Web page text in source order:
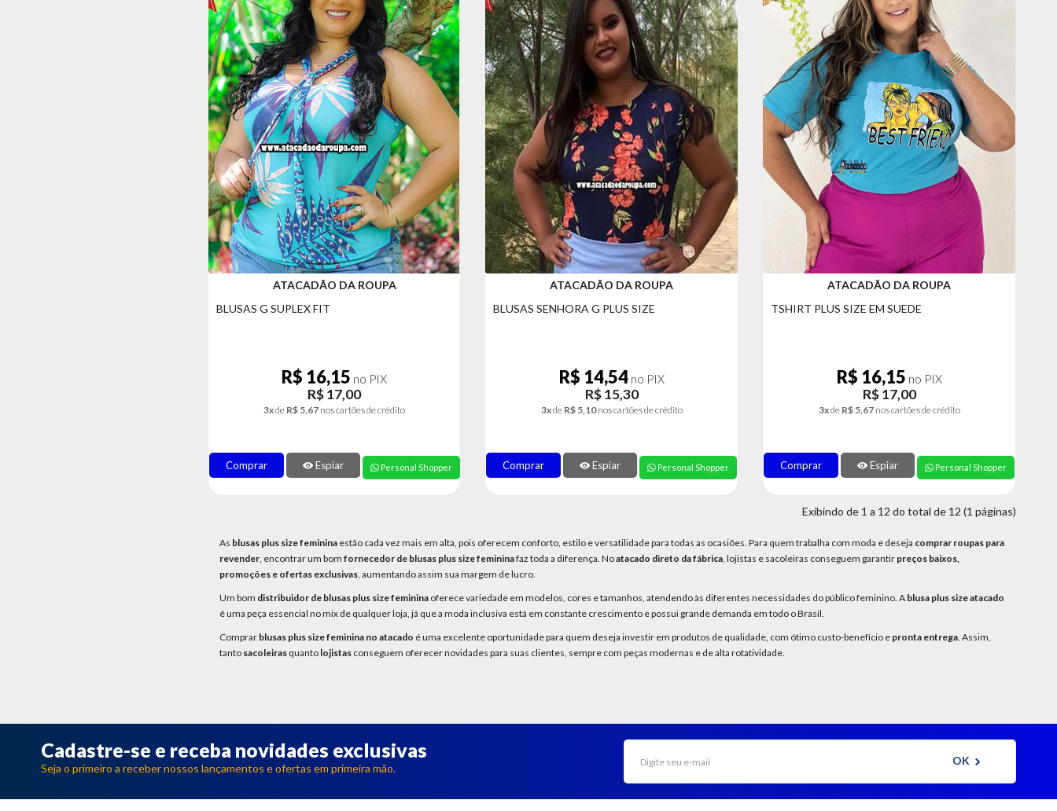
ATACADÃO DA ROUPA
BLUSAS G SUPLEX FIT
R$ 16,15 no PIX
R$ 17,00
3xde R$ 5,67 nos cartões de crédito
Comprar Espiar Personal Shopper
ATACADÃO DA ROUPA
BLUSAS SENHORA G PLUS SIZE
R$ 14,54no PIX
R$ 15,30
3xde R$ 5,10 nos cartões de crédito
Comprar Espiar Personal Shopper
ATACADÃO DA ROUPA
TSHIRT PLUS SIZE EM SUEDE
R$ 16,15 no PIX
R$ 17,00
3xde R$ 5,67 nos cartões de crédito
Comprar Espiar Personal Shopper
Exibindo de 1 a 12 do total de 12 (1 páginas)
As blusas plus size femininaestão cada vez mais em alta, pois oferecem conforto, estilo e versatilidade para todas as ocasiões. Para quem trabalha com moda e deseja comprar roupas para
revender, encontrar um bom fornecedor de blusas plus size femininafaz toda a diferença. Noatacado direto da fábrica, lojistas e sacoleiras conseguem garantir preços baixos,
promoções e ofertas exclusivas, aumentando assim sua margem de lucro.
Um bom distribuidor de blusas plus size femininaoferece variedade em modelos, cores e tamanhos, atendendo às diferentes necessidades do público feminino. A blusa plus size atacado
é uma peça essencial no mix de qualquer loja, já que a moda inclusiva está em constante crescimento e possui grande demanda em todo o Brasil.
Comprar blusas plus size feminina no atacado é uma excelente oportunidade para quem deseja investir em produtos de qualidade, com ótimo custo-benefício e pronta entrega. Assim,
tanto sacoleirasquanto lojistasconseguem oferecer novidades para suas clientes, sempre com peças modernas e de alta rotatividade.
Cadastre-se e receba novidades exclusivas
Seja o primeiro a receber nossos lançamentos e ofertas em primeira mão.
OK